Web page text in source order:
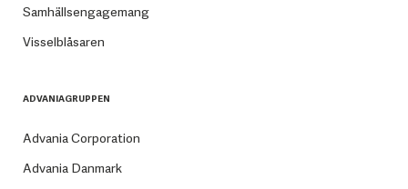
Samhällsengagemang
Visselblåsaren
ADVANIAGRUPPEN
Advania Corporation
Advania Danmark